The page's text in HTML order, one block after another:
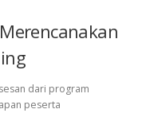
dari program
peserta